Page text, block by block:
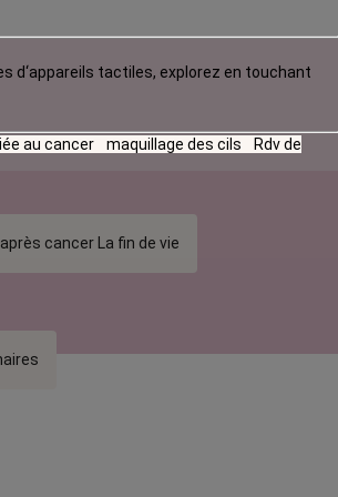
cancer La fin de vie
d‘appareils tactiles, explorez en touchant
au cancer maquillage des cils
Rdv de